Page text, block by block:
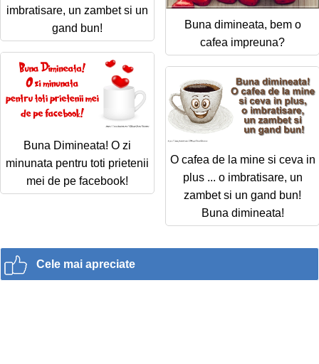
imbratisare, un zambet si un
gand bun!
Buna dimineata, bem o
cafea impreuna?
Buna Dimineata! O zi
minunata pentru toti prietenii
mei de pe facebook!
O cafea de la mine si ceva in
plus ... o imbratisare, un
zambet si un gand bun!
Buna dimineata!
Cele mai apreciate